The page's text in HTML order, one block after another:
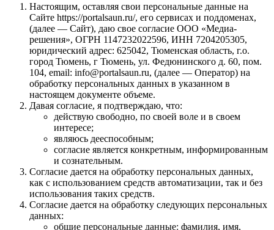
Настоящим, оставляя свои персональные данные на
Сайте https://portalsaun.ru/, его сервисах и поддоменах,
(далее — Сайт), даю свое согласие ООО «Медиа-
решения», ОГРН 1147232022596, ИНН 7204205305,
юридический адрес: 625042, Тюменская область, г.о.
город Тюмень, г Тюмень, ул. Федюнинского д. 60, пом.
104, email: info@portalsaun.ru, (далее — Оператор) на
обработку персональных данных в указанном в
настоящем документе объеме.
Давая согласие, я подтверждаю, что:
действую свободно, по своей воле и в своем
интересе;
являюсь дееспособным;
согласие является конкретным, информированным
и сознательным.
Согласие дается на обработку персональных данных,
как с использованием средств автоматизации, так и без
использования таких средств.
Согласие дается на обработку следующих персональных
данных:
общие персональные данные: фамилия, имя,